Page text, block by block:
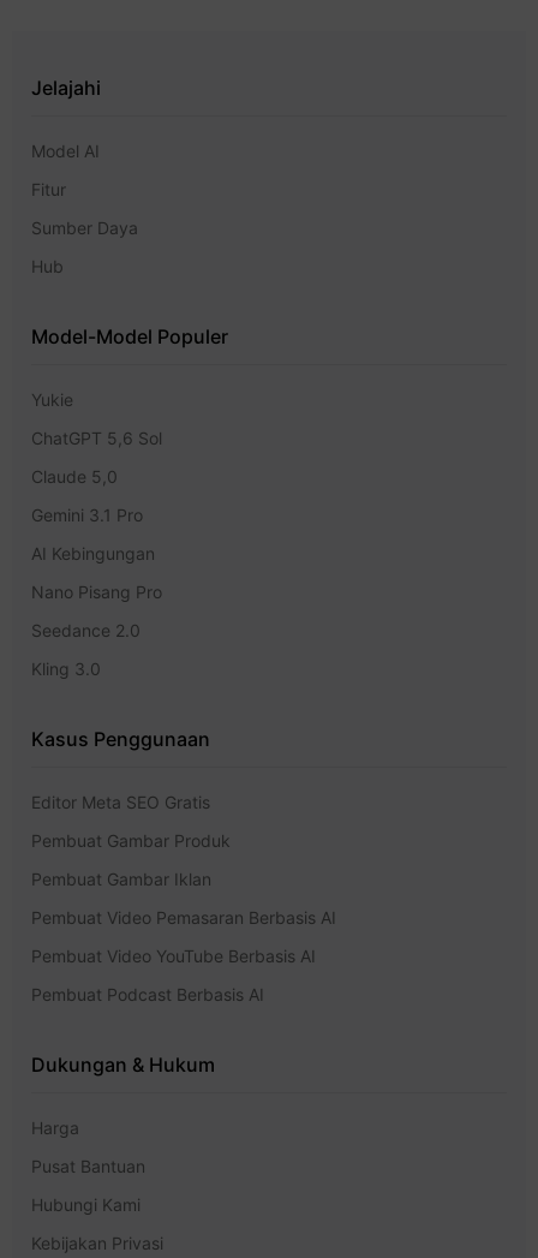
Jelajahi
Model AI
Fitur
Sumber Daya
Hub
Model-Model Populer
Yukie
ChatGPT 5,6 Sol
Claude 5,0
Gemini 3.1 Pro
AI Kebingungan
Nano Pisang Pro
Seedance 2.0
Kling 3.0
Kasus Penggunaan
Editor Meta SEO Gratis
Pembuat Gambar Produk
Pembuat Gambar Iklan
Pembuat Video Pemasaran Berbasis AI
Pembuat Video YouTube Berbasis AI
Pembuat Podcast Berbasis AI
Dukungan & Hukum
Harga
Pusat Bantuan
Hubungi Kami
Kebijakan Privasi